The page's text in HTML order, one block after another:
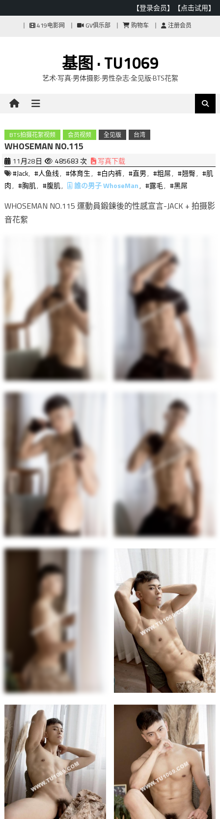
【登录会员】 【点击试用】
419电影网 GV俱乐部 购物车 注册会员
基图 · TU1069
艺术·写真·男体摄影·男性杂志·全见版·BTS花絮
BTS拍摄花絮视频 会员视频 全见版 台湾
WHOSEMAN NO.115
11月28日 485683 次
写真下载
#Jack, #人鱼线, #体育生, #白内裤, #直男, #粗屌, #翘臀, #肌
肉, #胸肌, #腹肌, 誰の男子 WhoseMan, #露毛, #黑屌
WHOSEMAN NO.115 運動員鍛鍊後的性感宣言-JACK + 拍摄影
音花絮